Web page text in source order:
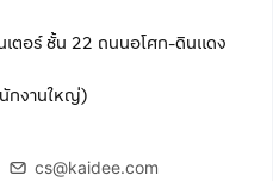
เตอร์ ชั้น 22 ถนนอโศก-ดินแดง
กงานใหญ่)
cs@kaidee.com